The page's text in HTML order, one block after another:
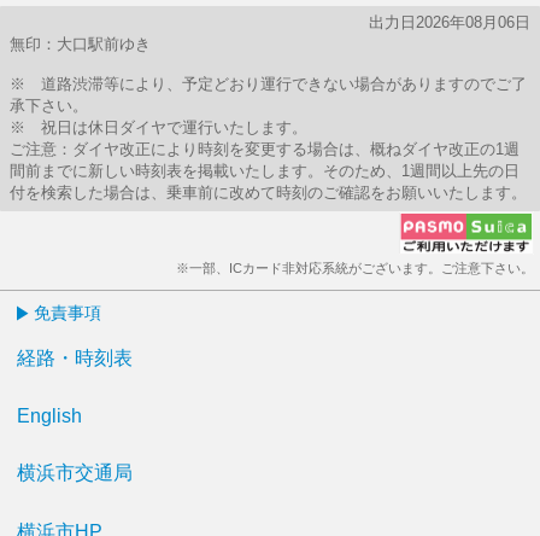
出力日2026年08月06日
無印：大口駅前ゆき
※ 道路渋滞等により、予定どおり運行できない場合がありますのでご了
承下さい。
※ 祝日は休日ダイヤで運行いたします。
ご注意：ダイヤ改正により時刻を変更する場合は、概ねダイヤ改正の1週
間前までに新しい時刻表を掲載いたします。そのため、1週間以上先の日
付を検索した場合は、乗車前に改めて時刻のご確認をお願いいたします。
※一部、ICカード非対応系統がございます。ご注意下さい。
免責事項
経路・時刻表
English
横浜市交通局
横浜市HP